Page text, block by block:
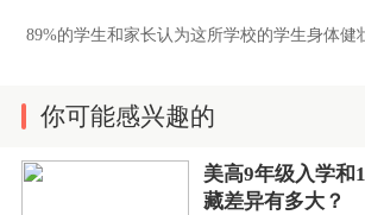
89%的学生和家长认为这所学校的学生身体健
你可能感兴趣的
美高9年级入学和
藏差异有多大？